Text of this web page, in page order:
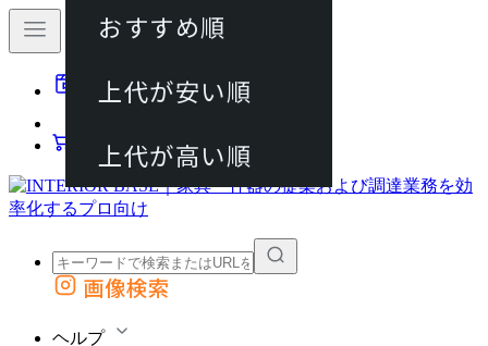
動画マニュアル
カート
外部サイトの商品をカートに追加
画像検索
ヘルプ
おすすめ順
上代が安い順
上代が高い順